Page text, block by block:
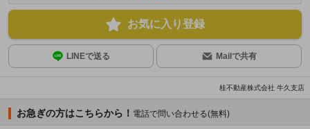
お気に入り登録
LINEで送る Mailで共有
桂不動産株式会社 牛久支店
お急ぎの方はこちらから！ 電話で問い合わせる(無料)